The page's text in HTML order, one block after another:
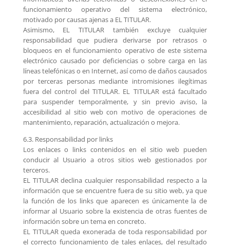
funcionamiento operativo del sistema electrónico,
motivado por causas ajenas a EL TITULAR.
Asimismo, EL TITULAR también excluye cualquier
responsabilidad que pudiera derivarse por retrasos o
bloqueos en el funcionamiento operativo de este sistema
electrónico causado por deficiencias o sobre carga en las
líneas telefónicas o en Internet, así como de daños causados
​​por terceras personas mediante intromisiones ilegítimas
fuera del control del TITULAR. EL TITULAR está facultado
para suspender temporalmente, y sin previo aviso, la
accesibilidad al sitio web con motivo de operaciones de
mantenimiento, reparación, actualización o mejora.
6.3. Responsabilidad por links
Los enlaces o links contenidos en el sitio web pueden
conducir al Usuario a otros sitios web gestionados por
terceros.
EL TITULAR declina cualquier responsabilidad respecto a la
información que se encuentre fuera de su sitio web, ya que
la función de los links que aparecen es únicamente la de
informar al Usuario sobre la existencia de otras fuentes de
información sobre un tema en concreto.
EL TITULAR queda exonerada de toda responsabilidad por
el correcto funcionamiento de tales enlaces, del resultado